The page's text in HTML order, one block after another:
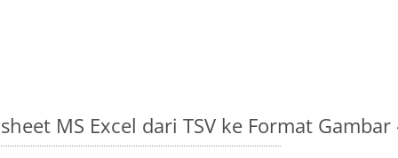
MS Excel dari TSV ke Format